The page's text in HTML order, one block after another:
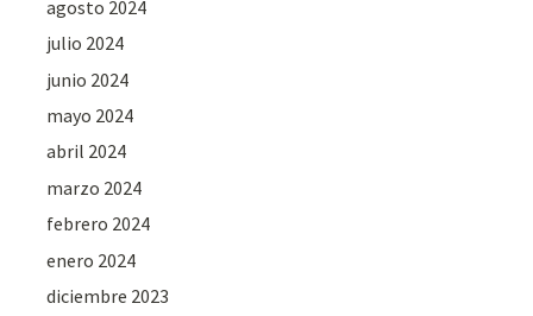
agosto 2024
julio 2024
junio 2024
mayo 2024
abril 2024
marzo 2024
febrero 2024
enero 2024
diciembre 2023